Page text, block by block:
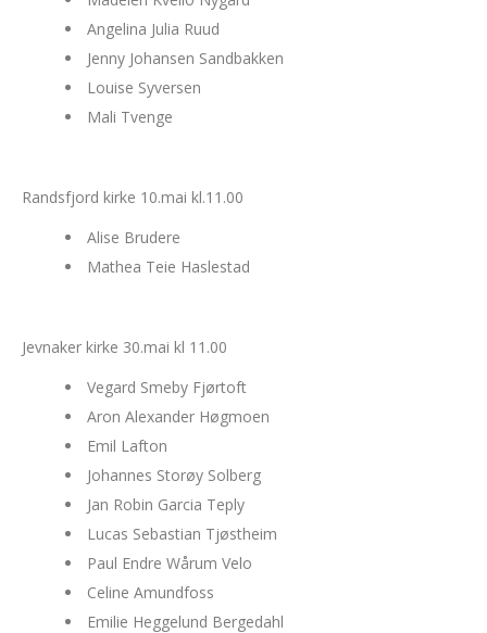
Angelina Julia Ruud
Jenny Johansen Sandbakken
Louise Syversen
Mali Tvenge
Randsfjord kirke 10.mai kl.11.00
Alise Brudere
Mathea Teie Haslestad
Jevnaker kirke 30.mai kl 11.00
Vegard Smeby Fjørtoft
Aron Alexander Høgmoen
Emil Lafton
Johannes Storøy Solberg
Jan Robin Garcia Teply
Lucas Sebastian Tjøstheim
Paul Endre Wårum Velo
Celine Amundfoss
Emilie Heggelund Bergedahl